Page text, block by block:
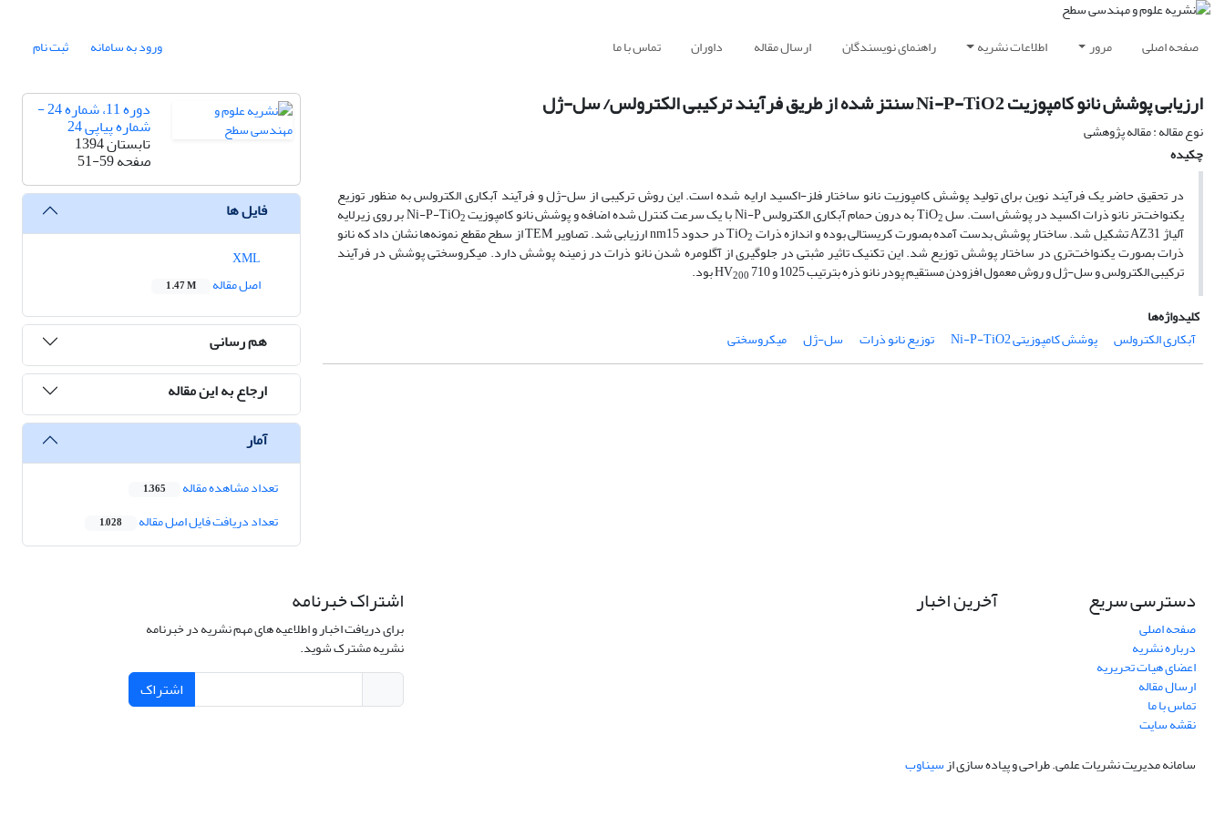
صفحه اصلی مرور اطلاعات نشریه راهنمای نویسندگان ارسال مقاله داوران تماس با ما ورود به سامانه ثبت نام
ارزیابی پوشش نانو کامپوزیت Ni-P-TiO2 سنتز شده از طریق فرآیند ترکیبی الکترولس/ سل-ژل
نوع مقاله : مقاله پژوهشی
چکیده
در تحقیق حاضر یک فرآیند نوین برای تولید پوشش کامپوزیت نانو ساختار فلز-اکسید ارایه شده است. این روش ترکیبی از سل-ژل و فرآیند آبکاری الکترولس به منظور توزیع
یکنواخت‌تر نانو ذرات اکسید در پوشش است. سل TiO2 به درون حمام آبکاری الکترولس Ni-P با یک سرعت کنترل شده اضافه و پوشش نانو کامپوزیت Ni-P-TiO 2 بر روی زیرلایه
آلیاژ AZ31 تشکیل شد. ساختار پوشش بدست آمده بصورت کریستالی بوده و اندازه ذرات TiO 2 در حدود nm15 ارزیابی شد. تصاویر TEM از سطح مقطع نمونه‌ها نشان داد که نانو
ذرات بصورت یکنواخت‌تری در ساختار پوشش توزیع شد. این تکنیک تاثیر مثبتی در جلوگیری از آگلومره شدن نانو ذرات در زمینه پوشش دارد. میکروسختی پوشش در فرآیند
ترکیبی الکترولس و سل-ژل و روش معمول افزودن مستقیم پودر نانو ذره بترتیب 1025 و HV 200 710 بود.
کلیدواژه‌ها
آبکاری الکترولس
پوشش کامپوزیتی Ni-P-TiO2 توزیع نانو ذرات سل-ژل میکروسختی
دوره 11، شماره 24 -
شماره پیاپی 24
تابستان 1394
صفحه51-59
فایل ها
اصل مقاله
1.47 M
هم رسانی
ارجاع به این مقاله
آمار
تعداد مشاهده مقاله 1,365
تعداد دریافت فایل اصل مقاله 1,028
دسترسی سریع
صفحه اصلی
درباره نشریه
اعضای هیات تحریریه
ارسال مقاله
تماس با ما
نقشه سایت
آخرین اخبار اشتراک خبرنامه
برای دریافت اخبار و اطلاعیه های مهم نشریه در خبرنامه
نشریه مشترک شوید.
اشتراک
سامانه مدیریت نشریات علمی.طراحی و پیاده سازی ازسیناوب